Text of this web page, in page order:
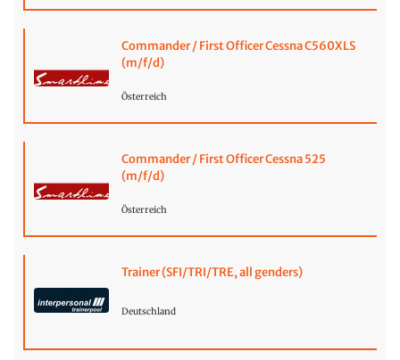
Commander / First Officer Cessna C560XLS
(m/f/d)
Österreich
Commander / First Officer Cessna 525
(m/f/d)
Österreich
Trainer (SFI/TRI/TRE, all genders)
Deutschland